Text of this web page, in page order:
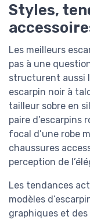
Styles,
Les meilleurs
pas à une
structurent aussi
escarpin noir à
tailleur sobre en
paire d’escarpins
focal d’une robe
chaussures
perception de
Les tendances
modèles
graphiques et